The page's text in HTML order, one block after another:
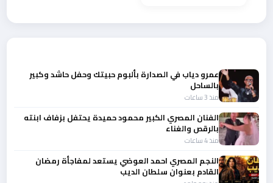
عمرو دياب في الصدارة بألبوم حبيتك وحفل حاشد وكبير
بالساحل
منذ 3 ساعات
الفنان المصري الكبير محمود حميدة يحتفل بزفاف ابنته
بالرقص والغناء
منذ 4 ساعات
النجم المصري احمد العوضي يستعد لمفاجأة رمضان
القادم بعنوان سلطان الديب